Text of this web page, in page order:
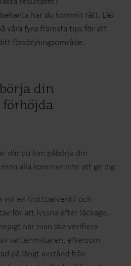
har du kommit rätt. Läs
våra fyra främsta tips för att
försörjningsområde.
din
där du kan påbörja din
alla kommer inte att ge dig
vid en trottoarventil och
för att lyssna efter läckage.
när man ska verifiera
vattenmätaren, eftersom
på långt avstånd från